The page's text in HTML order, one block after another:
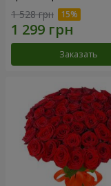
1 528 грн
Заказать